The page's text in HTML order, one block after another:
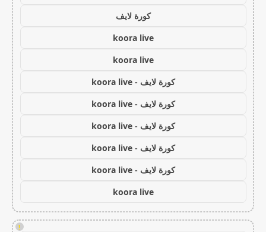
كورة لايف
koora live
koora live
كورة لايف - koora live
كورة لايف - koora live
كورة لايف - koora live
كورة لايف - koora live
كورة لايف - koora live
koora live
!